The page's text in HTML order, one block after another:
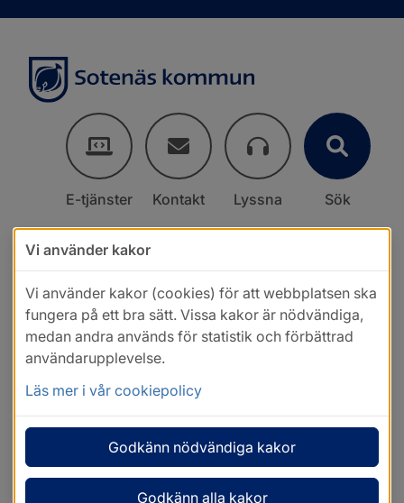
E-tjänster Kontakt Lyssna Sök
Vi använder kakor
Vi använder kakor (cookies) för att webbplatsen ska
fungera på ett bra sätt. Vissa kakor är nödvändiga,
medan andra används för statistik och förbättrad
användarupplevelse.
Läs mer i vår cookiepolicy
Godkänn nödvändiga kakor
Godkänn alla kakor